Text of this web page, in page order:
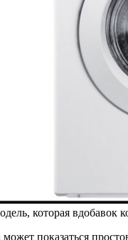
которая вдобавок
показаться